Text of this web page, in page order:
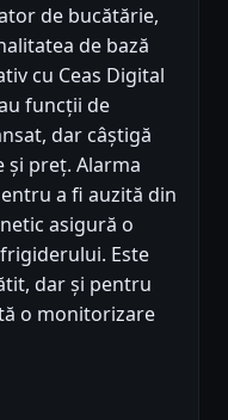
de bucătărie,
de bază
cu Ceas Digital
funcții de
dar câștigă
și preț. Alarma
a fi auzită din
asigură o
Este
dar și pentru
o monitorizare